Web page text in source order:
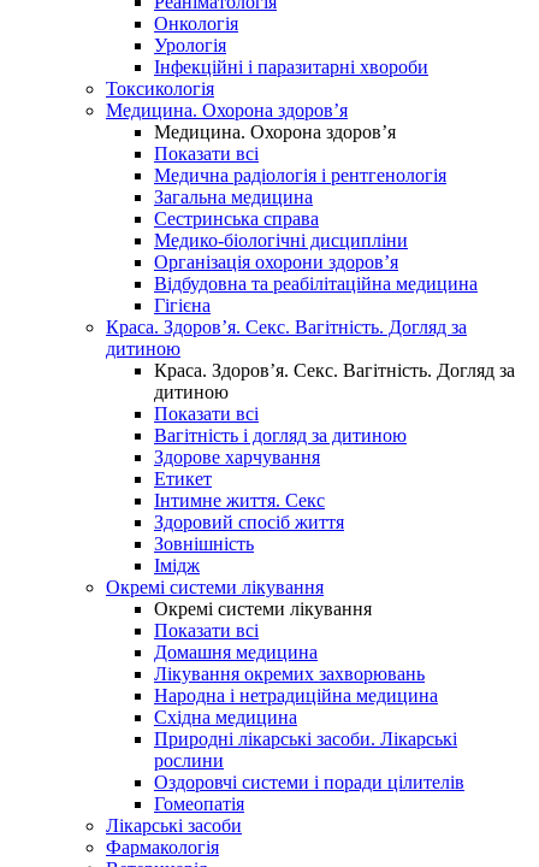
Онкологія
Урологія
Інфекційні і паразитарні хвороби
Токсикологія
Медицина. Охорона здоров’я
Медицина. Охорона здоров’я
Показати всі
Медична радіологія і рентгенологія
Загальна медицина
Сестринська справа
Медико-біологічні дисципліни
Організація охорони здоров’я
Відбудовна та реабілітаційна медицина
Гігієна
Краса. Здоров’я. Секс. Вагітність. Догляд за
дитиною
Краса. Здоров’я. Секс. Вагітність. Догляд за
дитиною
Показати всі
Вагітність і догляд за дитиною
Здорове харчування
Етикет
Інтимне життя. Секс
Здоровий спосіб життя
Зовнішність
Імідж
Окремі системи лікування
Окремі системи лікування
Показати всі
Домашня медицина
Лікування окремих захворювань
Народна і нетрадиційна медицина
Східна медицина
Природні лікарські засоби. Лікарські
рослини
Оздоровчі системи і поради цілителів
Гомеопатія
Лікарські засоби
Фармакологія